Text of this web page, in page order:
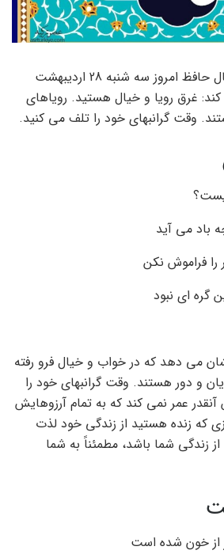
به گزارش صبحگاهی، فال حافظ امروز سه شنبه 28 اردیبهشت
کند: غرق رویا و خیال هستید. رویاهای
وقت گرانبهای خود را تلف می کنید.
باد می آید
را فراموش نکن
گره ای نبود
می دهد که در خواب و خیال فرو رفته
و دور هستند. وقت گرانبهای خود را
عمر نمی کند که به تمام آرزوهایش
که زنده هستید از زندگی خود لذت
زندگی شما باشد، مطمئناً به شما
از خون شده است